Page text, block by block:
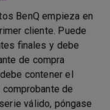
BenQ empieza en
cliente. Puede
finales y debe
de compra
contener el
de
válido, póngase